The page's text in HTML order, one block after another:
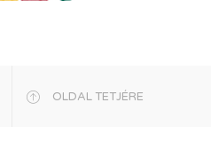
OLDAL TETJÉRE